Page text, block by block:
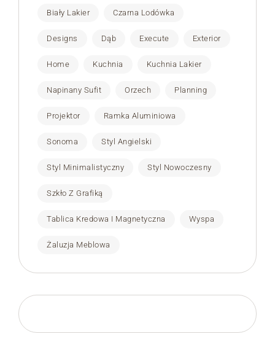
Biały Lakier Czarna Lodówka
Designs Dąb Execute Exterior
Home Kuchnia Kuchnia Lakier
Napinany Sufit Orzech Planning
Projektor Ramka Aluminiowa
Sonoma Styl Angielski
Styl Minimalistyczny Styl Nowoczesny
Szkło Z Grafiką
Tablica Kredowa I Magnetyczna Wyspa
Żaluzja Meblowa